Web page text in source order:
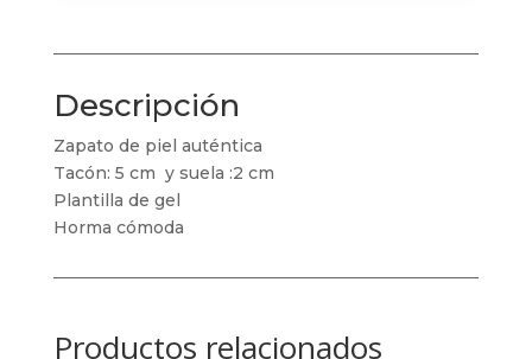
Descripción
Zapato de piel auténtica
Tacón: 5 cm y suela :2 cm
Plantilla de gel
Horma cómoda
Productos relacionados